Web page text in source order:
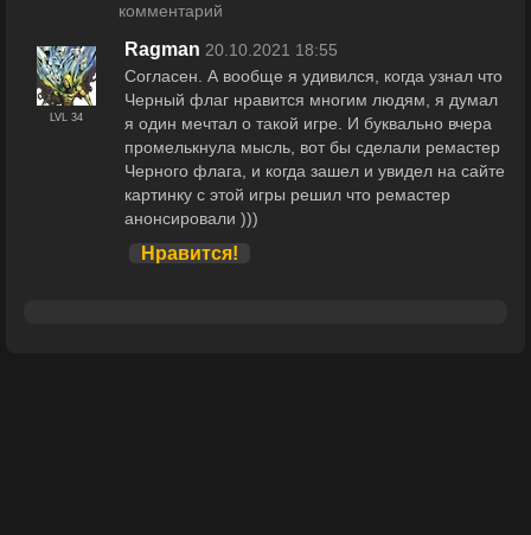
комментарий
LVL 34
Ragman 20.10.2021 18:55
Согласен. А вообще я удивился, когда узнал что
Черный флаг нравится многим людям, я думал
я один мечтал о такой игре. И буквально вчера
промелькнула мысль, вот бы сделали ремастер
Черного флага, и когда зашел и увидел на сайте
картинку с этой игры решил что ремастер
анонсировали )))
Нравится!